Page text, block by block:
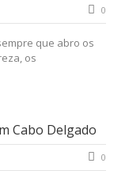
0
que abro os
os
Cabo Delgado
0